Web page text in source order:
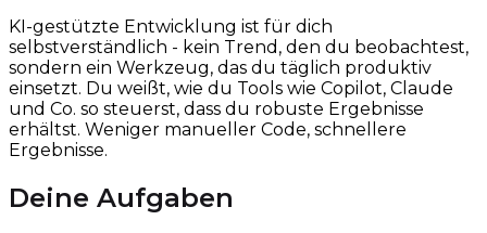
KI-gestützte Entwicklung ist für dich
selbstverständlich - kein Trend, den du beobachtest,
sondern ein Werkzeug, das du täglich produktiv
einsetzt. Du weißt, wie du Tools wie Copilot, Claude
und Co. so steuerst, dass du robuste Ergebnisse
erhältst. Weniger manueller Code, schnellere
Ergebnisse.
Deine Aufgaben